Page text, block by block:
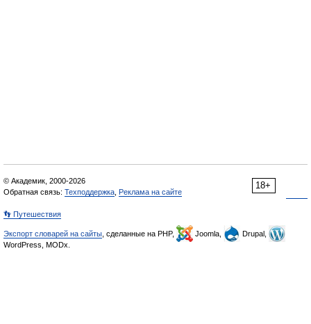
18+
© Академик, 2000-2026
Обратная связь: Техподдержка Реклама на сайте
👣 Путешествия
Экспорт словарей на сайты , сделанные на PHP, Joomla,
Drupal,
WordPress, MODx.